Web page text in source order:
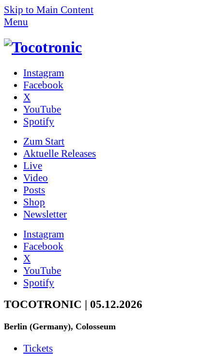
Skip to Main Content
Menu
Instagram
Facebook
X
YouTube
Spotify
Zum Start
Aktuelle Releases
Live
Video
Posts
Shop
News­letter
Instagram
Facebook
X
YouTube
Spotify
TOCOTRONIC | 05.12.2026
Berlin (Germany), Colosseum
Tickets